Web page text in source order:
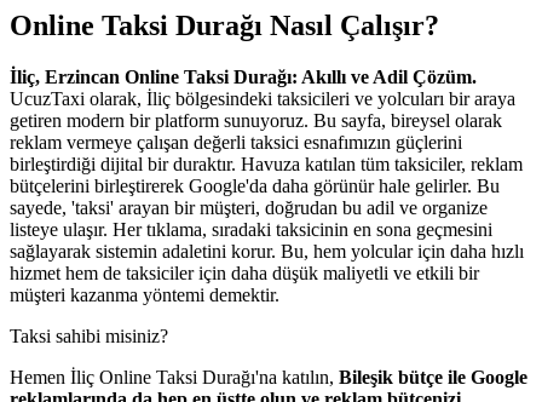
Online Taksi Durağı Nasıl Çalışır?
İliç, Erzincan Online Taksi Durağı: Akıllı ve Adil Çözüm.
UcuzTaxi olarak, İliç bölgesindeki taksicileri ve yolcuları bir araya
getiren modern bir platform sunuyoruz. Bu sayfa, bireysel olarak
reklam vermeye çalışan değerli taksici esnafımızın güçlerini
birleştirdiği dijital bir duraktır. Havuza katılan tüm taksiciler, reklam
bütçelerini birleştirerek Google'da daha görünür hale gelirler. Bu
sayede, 'taksi' arayan bir müşteri, doğrudan bu adil ve organize
listeye ulaşır. Her tıklama, sıradaki taksicinin en sona geçmesini
sağlayarak sistemin adaletini korur. Bu, hem yolcular için daha hızlı
hizmet hem de taksiciler için daha düşük maliyetli ve etkili bir
müşteri kazanma yöntemi demektir.
Taksi sahibi misiniz?
Hemen İliç Online Taksi Durağı'na katılın, Bileşik bütçe ile Google